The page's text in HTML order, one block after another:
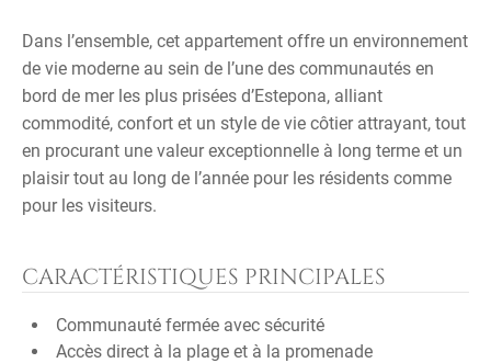
Dans l’ensemble, cet appartement offre un environnement
de vie moderne au sein de l’une des communautés en
bord de mer les plus prisées d’Estepona, alliant
commodité, confort et un style de vie côtier attrayant, tout
en procurant une valeur exceptionnelle à long terme et un
plaisir tout au long de l’année pour les résidents comme
pour les visiteurs.
CARACTÉRISTIQUES PRINCIPALES
Communauté fermée avec sécurité
Accès direct à la plage et à la promenade